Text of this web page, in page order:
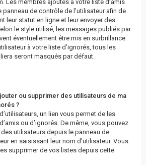
Les membres ajoutés à votre liste d’amis
de contrôle de l’utilisateur afin de
leur statut en ligne et leur envoyer des
le style utilisé, les messages publiés par
éventuellement être mis en surbrillance.
à votre liste d’ignorés, tous les
seront masqués par défaut.
ou supprimer des utilisateurs de ma
?
un lien vous permet de les
ou d’ignorés. De même, vous pouvez
utilisateurs depuis le panneau de
en saisissant leur nom d’utilisateur. Vous
supprimer de vos listes depuis cette